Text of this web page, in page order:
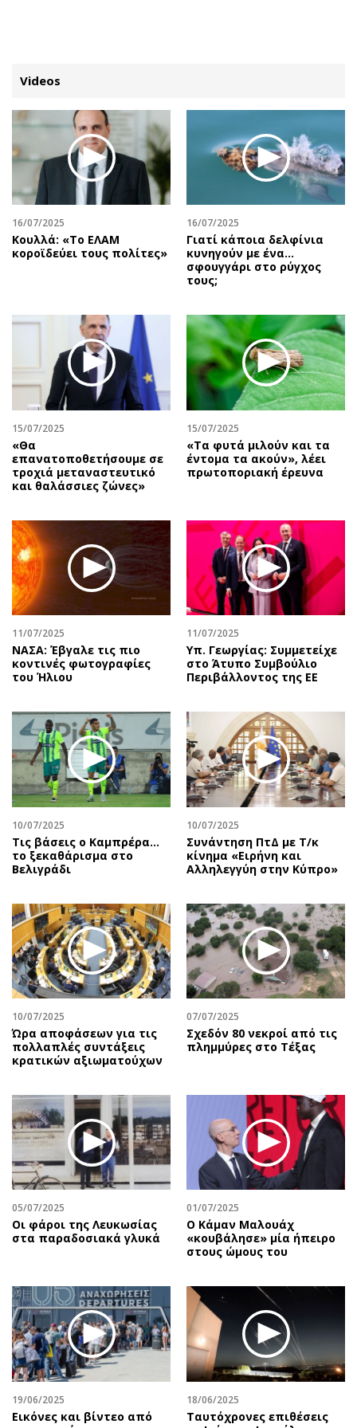
ΚΑΤΗΓΟΡΙΕΣ ΣΥΝΔΕΣΗ
Κύπρος
Παιδεία
Υγεία
Πολιτική
Βουλευτικές 2026
Δημοσκοπήσεις
Διπλωματία
Αθλητισμός
Κύπρος
Διεθνή
Κληρώσεις Allwyn
Οικονομική
Real Estate
Επιχειρήσεις
Αγορές
Money Review
AstroBank Properties
Trends
Ενέργεια
Περιβάλλον
Ελλάδα
Κόσμος
Παράξενα
Πολιτισμός
Σινεμά
Θέατρο-Χορός
Μουσική
Εικαστικά
Βιβλίο
Χειρόγραφα
Απόψεις
Αρθρογραφία
The Hill
Υγεία
Αγγελίες
Ενοικιάζονται
Ζητούν εργασία
Θέσεις εργασίας
Geek
Νέα
Social
Αυτοκίνηση
Οικονομία
Γενικά
Αναδρομές
Πρόσωπα
Περιβάλλον
Good Life
Γυναίκα
Ταξίδια
Συνταγές
Έξοδος
Media
Εκπομπές
Wine routes
Podcasts
Uncut
Προσφορές
Προσωπικότητες στην ''Κ''
Επιστολές
Videos
16/07/2025
Κουλλά: «Το ΕΛΑΜ
κοροϊδεύει τους πολίτες»
16/07/2025
Γιατί κάποια δελφίνια
κυνηγούν με ένα…
σφουγγάρι στο ρύγχος
τους;
15/07/2025
«Θα
επανατοποθετήσουμε σε
τροχιά μεταναστευτικό
και θαλάσσιες ζώνες»
15/07/2025
«Tα φυτά μιλούν και τα
έντομα τα ακούν», λέει
πρωτοποριακή έρευνα
11/07/2025
ΝΑΣΑ: Έβγαλε τις πιο
κοντινές φωτογραφίες
του Ήλιου
11/07/2025
Υπ. Γεωργίας: Συμμετείχε
στο Άτυπο Συμβούλιο
Περιβάλλοντος της ΕΕ
10/07/2025
Τις βάσεις ο Καμπρέρα…
το ξεκαθάρισμα στο
Βελιγράδι
10/07/2025
Συνάντηση ΠτΔ με Τ/κ
κίνημα «Ειρήνη και
Αλληλεγγύη στην Κύπρο»
10/07/2025
Ώρα αποφάσεων για τις
πολλαπλές συντάξεις
κρατικών αξιωματούχων
07/07/2025
Σχεδόν 80 νεκροί από τις
πλημμύρες στο Τέξας
05/07/2025
Οι φάροι της Λευκωσίας
στα παραδοσιακά γλυκά
01/07/2025
Ο Κάμαν Μαλουάχ
«κουβάλησε» μία ήπειρο
στους ώμους του
19/06/2025
Εικόνες και βίντεο από
18/06/2025
Ταυτόχρονες επιθέσεις